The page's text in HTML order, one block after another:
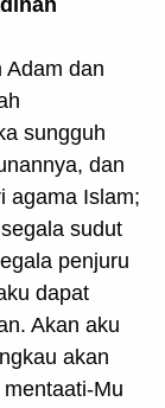
Adam dan
sungguh
dan
agama Islam;
sudut
penjuru
dapat
Akan aku
akan
Mu